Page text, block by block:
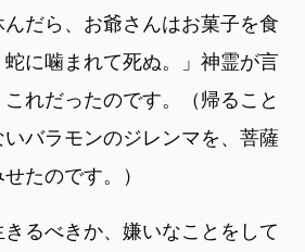
だら、お爺さんはお菓子を食
に噛まれて死ぬ。」神霊が言
れだったのです。（帰ること
バラモンのジレンマを、菩薩
たのです。）
るべきか、嫌いなことをして